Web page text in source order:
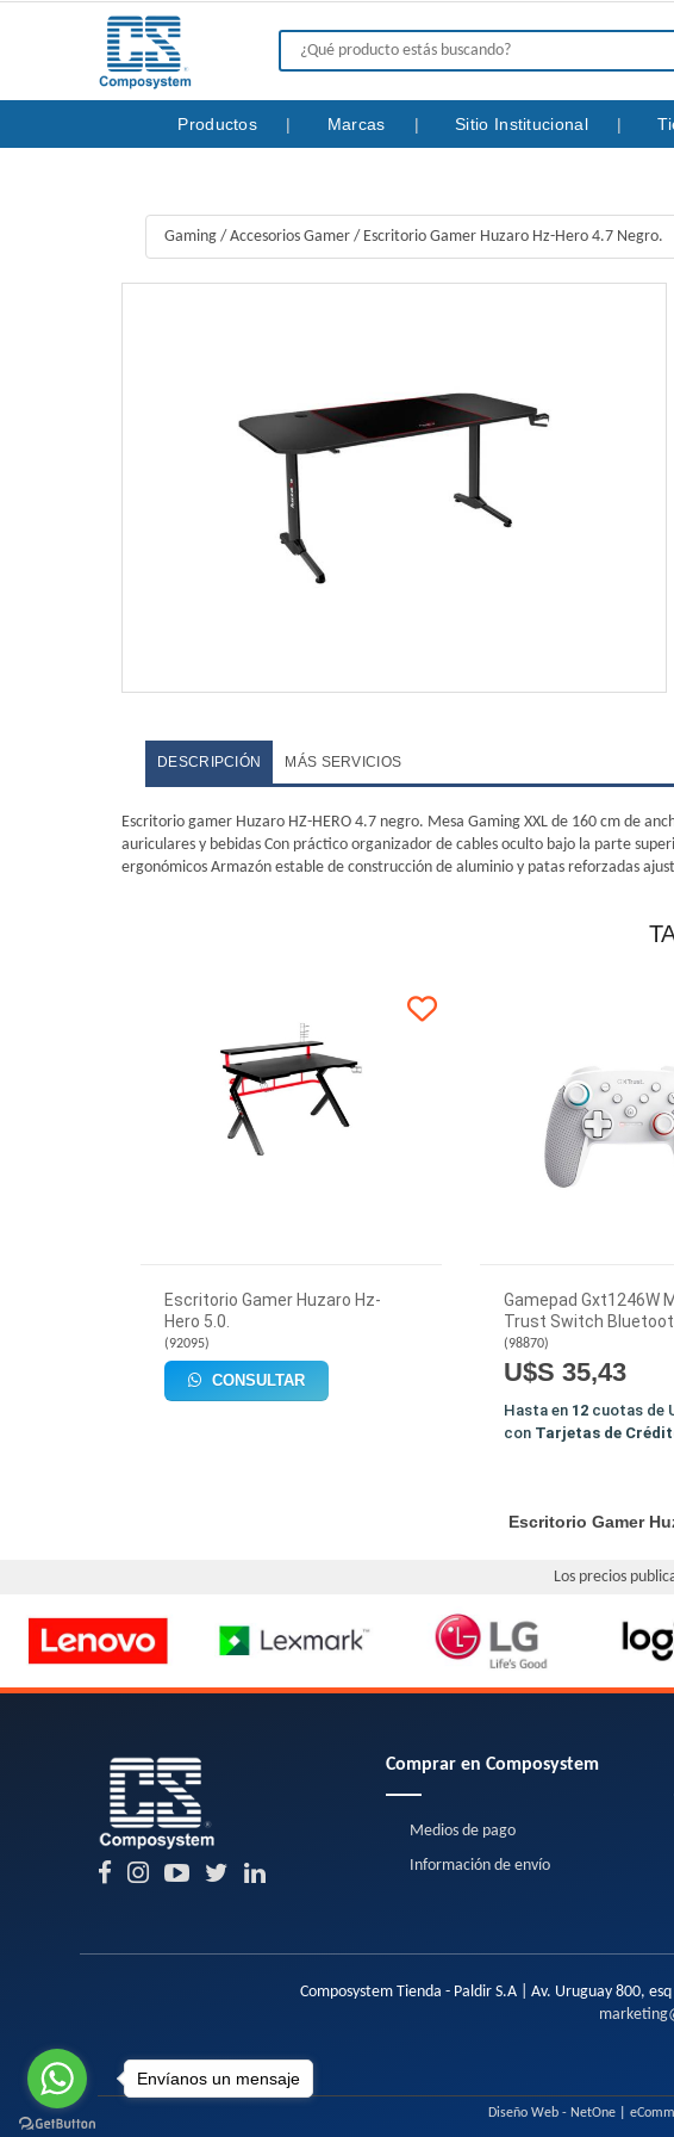
Productos Marcas Sitio Institucional
Gaming / Accesorios Gamer / Escritorio Gamer Huzaro Hz-Hero 4.7 Negro.
DESCRIPCIÓN MÁS SERVICIOS
Escritorio gamer Huzaro HZ-HERO 4.7 negro. Mesa Gaming XXL de 160 cm de
auriculares y bebidas Con práctico organizador de cables oculto bajo la parte
ergonómicos Armazón estable de construcción de aluminio y patas reforzadas
Escritorio Gamer Huzaro Hz-
Hero 5.0.
(92095)
CONSULTAR
Gamepad Gxt1246W
Trust Switch
(98870)
U$S 35,43
Hasta en 12 cuotas de
con Tarjetas de
Escritorio Gamer
Los precios
Comprar en Composystem
Medios de pago
Información de envío
Composystem Tienda - Paldir S.A | Av. Uruguay 800,
Diseño Web - NetOne
Envíanos un mensaje